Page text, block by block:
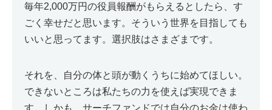
毎年2,000万円の役員報酬がもらえるとしたら、す
ごく幸せだと思います。そういう世界を目指しても
いいと思ってます。選択肢はさまざまです。
それを、自分の体と頭が動くうちに始めてほしい。
できないところは私たちの力を使えば実現できま
す。しかも、サーチファンドでは自分のお金は使わ